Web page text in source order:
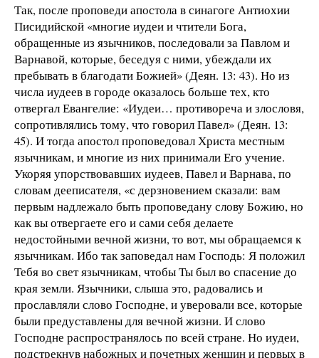
Так, после проповеди апостола в синагоге Антиохии
Писидийской «многие иудеи и чтители Бога,
обращенные из язычников, последовали за Павлом и
Варнавой, которые, беседуя с ними, убеждали их
пребывать в благодати Божией» (Деян. 13: 43). Но из
числа иудеев в городе оказалось больше тех, кто
отвергал Евангелие: «Иудеи… противореча и злословя,
сопротивлялись тому, что говорил Павел» (Деян. 13:
45). И тогда апостол проповедовал Христа местным
язычникам, и многие из них принимали Его учение.
Укоряя упорствовавших иудеев, Павел и Варнава, по
словам дееписателя, «с дерзновением сказали: вам
первым надлежало быть проповедану слову Божию, но
как вы отвергаете его и сами себя делаете
недостойными вечной жизни, то вот, мы обращаемся к
язычникам. Ибо так заповедал нам Господь: Я положил
Тебя во свет язычникам, чтобы Ты был во спасение до
края земли. Язычники, слыша это, радовались и
прославляли слово Господне, и уверовали все, которые
были предуставлены для вечной жизни. И слово
Господне распространялось по всей стране. Но иудеи,
подстрекнув набожных и почетных женщин и первых в